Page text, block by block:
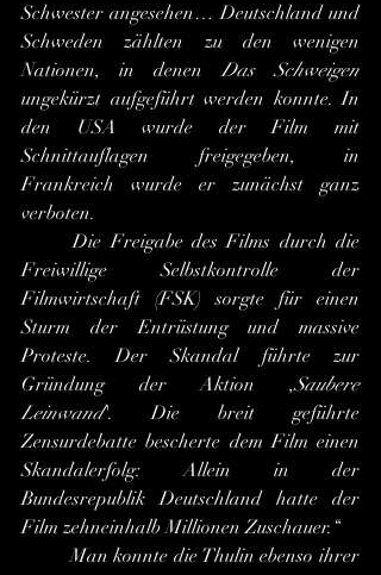
Schwester angesehen… Deutschland und
Schweden zählten zu den wenigen
Nationen, in denen
ungekürzt aufgeführt werden konnte. In
den USA wurde der Film mit
Schnittauflagen freigegeben, in
Frankreich wurde er zunächst ganz
verboten.
	Die Freigabe des Films durch die
Freiwillige Selbstkontrolle der
Filmwirtschaft (FSK) sorgte für einen
Sturm der Entrüstung und massive
Proteste. Der Skandal führte zur
Gründung der Aktion ,Saubere
Leinwand'. Die breit geführte
Zensurdebatte bescherte dem Film einen
Skandalerfolg: Allein in der
Bundesrepublik Deutschland hatte der
Film zehneinhalb Millionen Zuschauer.“
	Man konnte die Thulin ebenso ihrer